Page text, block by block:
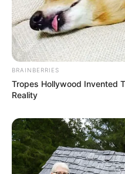
BRAINBERRIES
Tropes Hollywood Invented
Reality